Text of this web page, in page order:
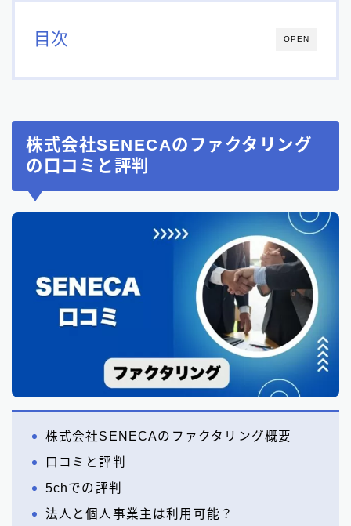
OPEN
目次
株式会社SENECAのファクタリング
の口コミと評判
株式会社SENECAのファクタリング概要
口コミと評判
5chでの評判
法人と個人事業主は利用可能？